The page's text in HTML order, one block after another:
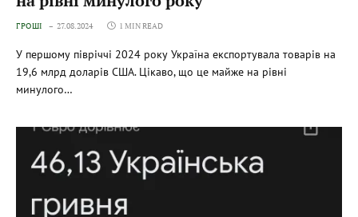
ГРОШІ 27.08.2024 1 MIN READ
У першому півріччі 2024 року Україна експортувала товарів на
19,6 млрд доларів США. Цікаво, що це майже на рівні
минулого…